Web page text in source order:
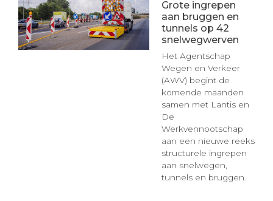
Grote ingrepen
aan bruggen en
tunnels op 42
snelwegwerven
Het Agentschap
Wegen en Verkeer
(AWV) begint de
komende maanden
samen met Lantis en
De
Werkvennootschap
aan een nieuwe reeks
structurele ingrepen
aan snelwegen,
tunnels en bruggen.